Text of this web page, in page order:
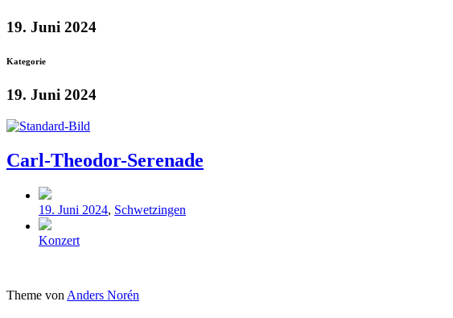
19. Juni 2024
Kategorie
19. Juni 2024
Carl-Theodor-Serenade
Veröffentlicht
in
19. Juni 2024, Schwetzingen
Schlagwörter
Konzert
Theme vonAnders Norén